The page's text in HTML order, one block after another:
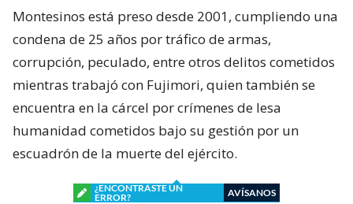
Montesinos está preso desde 2001, cumpliendo una
condena de 25 años por tráfico de armas,
corrupción, peculado, entre otros delitos cometidos
mientras trabajó con Fujimori, quien también se
encuentra en la cárcel por crímenes de lesa
humanidad cometidos bajo su gestión por un
escuadrón de la muerte del ejército.
¿ENCONTRASTE UN
ERROR?
AVÍSANOS